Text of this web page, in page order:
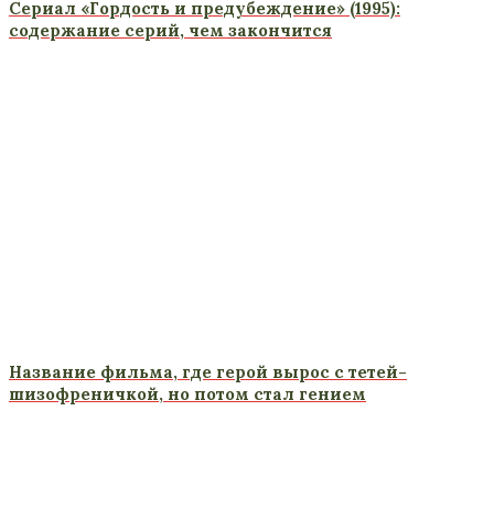
Сериал «Гордость и предубеждение» (1995):
содержание серий, чем закончится
Название фильма, где герой вырос с тетей-
шизофреничкой, но потом стал гением